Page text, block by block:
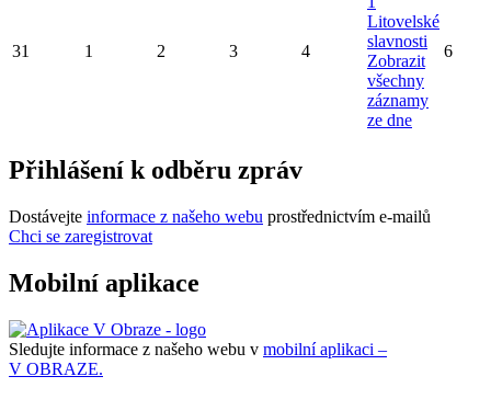
31 1 2 3 4
Litovelské
slavnosti
Zobrazit
všechny
záznamy
ze dne
6
Přihlášení k odběru zpráv
Dostávejte informace z našeho webu prostřednictvím e-mailů
Chci se zaregistrovat
Mobilní aplikace
Sledujte informace z našeho webu v mobilní aplikaci –
V OBRAZE.